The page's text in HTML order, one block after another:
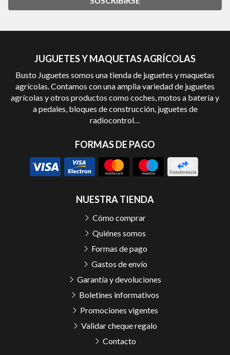
JUGUETES Y MAQUETAS AGRÍCOLAS
Busto Juguetes somos una tienda de juguetes y maquetas
agrícolas. Contamos con una amplia variedad de juguetes
agrícolas y otros productos como coches, motos a batería y
a pedales, bloques de construcción, juguetes de
radiocontrol…
FORMAS DE PAGO
NUESTRA TIENDA
Cómo comprar
Quiénes somos
Formas de pago
Gastos de envío
Garantía y devoluciones
Boletines informativos
Promociones vigentes
Validar cheque regalo
Contacto